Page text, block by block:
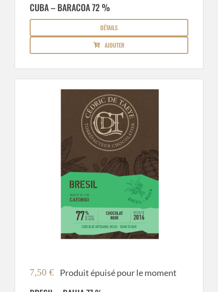
CUBA – BARACOA 72 %
DÉTAILS
AJOUTER
7,50 € Produit épuisé pour le moment